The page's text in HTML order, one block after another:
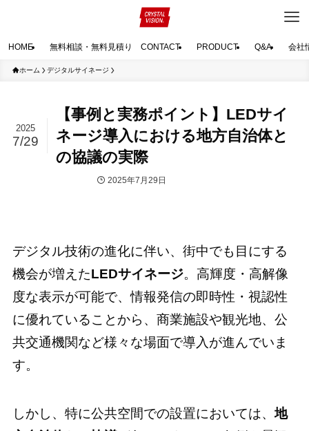
HOME 無料相談・無料見積り CONTACT PRODUCT Q&A 会社
ホーム デジタルサイネージ
【事例と実務ポイント】LEDサイ
ネージ導入における地方自治体と
の協議の実際
2025
7/29
2025年7月29日
デジタル技術の進化に伴い、街中でも目にする
機会が増えたLEDサイネージ。高輝度・高解像
度な表示が可能で、情報発信の即時性・視認性
に優れていることから、商業施設や観光地、公
共交通機関など様々な場面で導入が進んでいま
す。
しかし、特に公共空間での設置においては、地